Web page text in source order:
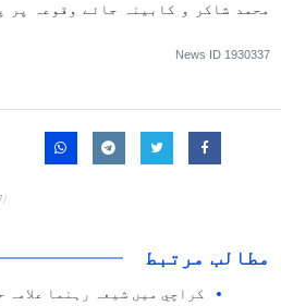
محمد شاکر و کابینہ جائے وقوعہ پر
News ID 1930337
مطالب مرتبط
كراچي ميں شيعہ رہنما علامہ